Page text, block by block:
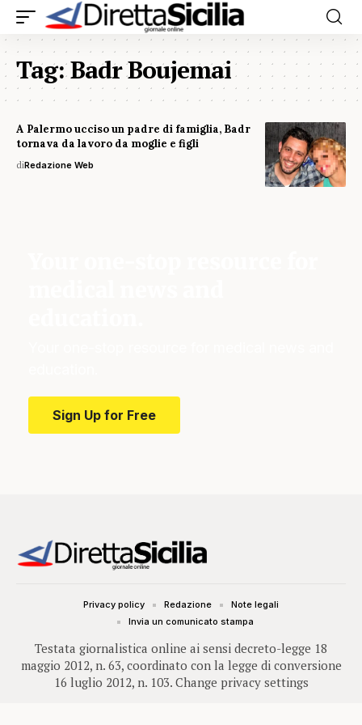
Tag:Badr Boujemai
A Palermo ucciso un padre di famiglia, Badr
tornava da lavoro da moglie e figli
diRedazione Web
Sign Up for Free
Testata giornalistica online ai sensi decreto-legge 18
maggio 2012, n. 63, coordinato con la legge di conversione
16 luglio 2012, n. 103. Change privacy settings
Privacy policy Redazione
Note legali
Invia un comunicato stampa